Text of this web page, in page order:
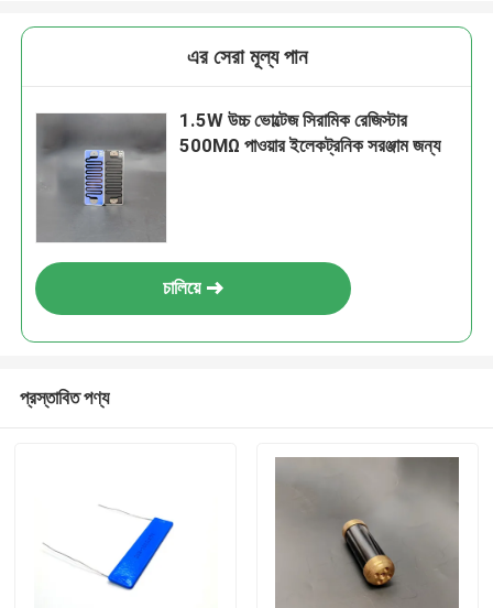
এর সেরা মূল্য পান
1.5W উচ্চ ভোল্টেজ সিরামিক রেজিস্টার
500MΩ পাওয়ার ইলেকট্রনিক সরঞ্জাম জন্য
চালিয়ে
প্রস্তাবিত পণ্য